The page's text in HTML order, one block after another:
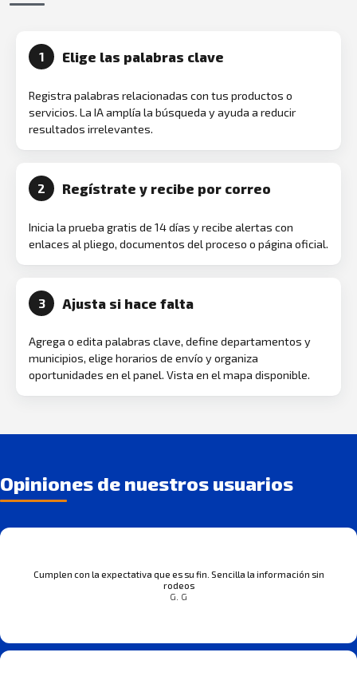
1 Elige las palabras clave
Registra palabras relacionadas con tus productos o
servicios. La IA amplía la búsqueda y ayuda a reducir
resultados irrelevantes.
2 Regístrate y recibe por correo
Inicia la prueba gratis de 14 días y recibe alertas con
enlaces al pliego, documentos del proceso o página oficial.
3 Ajusta si hace falta
Agrega o edita palabras clave, define departamentos y
municipios, elige horarios de envío y organiza
oportunidades en el panel. Vista en el mapa disponible.
Opiniones de nuestros usuarios
Cumplen con la expectativa que es su fin. Sencilla la información sin
rodeos
G. G